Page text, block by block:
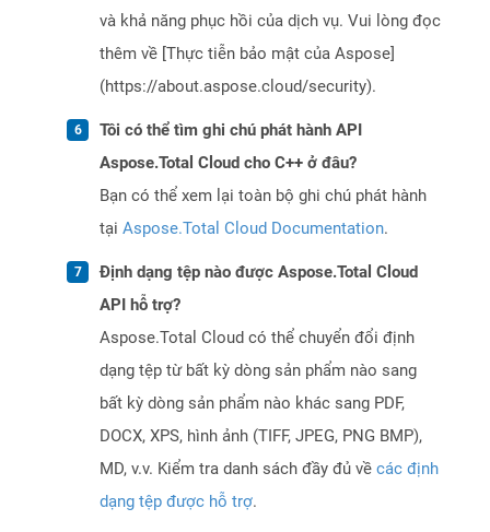
và khả năng phục hồi của dịch vụ. Vui lòng đọc
thêm về [Thực tiễn bảo mật của Aspose]
(https://about.aspose.cloud/security).
Tôi có thể tìm ghi chú phát hành API
Aspose.Total Cloud cho C++ ở đâu?
Bạn có thể xem lại toàn bộ ghi chú phát hành
tại Aspose.Total Cloud Documentation.
Định dạng tệp nào được Aspose.Total Cloud
API hỗ trợ?
Aspose.Total Cloud có thể chuyển đổi định
dạng tệp từ bất kỳ dòng sản phẩm nào sang
bất kỳ dòng sản phẩm nào khác sang PDF,
DOCX, XPS, hình ảnh (TIFF, JPEG, PNG BMP),
MD, v.v. Kiểm tra danh sách đầy đủ về các định
dạng tệp được hỗ trợ.